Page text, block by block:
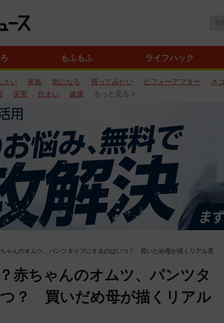
もふもふ ライフハック
さい 家族 気になる 買ってみたい ビフォーアフター ネコ
災害 住まい 健康 もっと見る
ゃんのオムツ、パンツタイプにするのはいつ？ 買いだめ母が描くリアル育
赤ちゃんのオムツ、パンツタ
？ 買いだめ母が描くリアル